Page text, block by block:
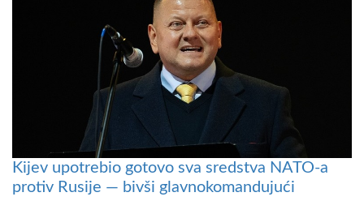
Kijev upotrebio gotovo sva sredstva NATO-a
protiv Rusije — bivši glavnokomandujući